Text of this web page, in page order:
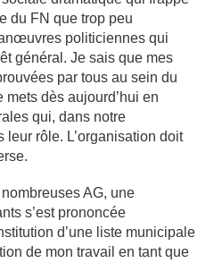
du FN que trop peu
politiciennes qui
général. Je sais que mes
par tous au sein du
mets dès aujourd’hui en
qui, dans notre
rôle. L’organisation doit
AG, une
s’est prononcée
d’une liste municipale
de mon travail en tant que